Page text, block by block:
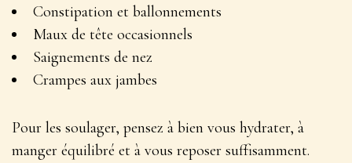
Constipation et ballonnements
Maux de tête occasionnels
Saignements de nez
Crampes aux jambes
Pour les soulager, pensez à bien vous hydrater, à
manger équilibré et à vous reposer suffisamment.